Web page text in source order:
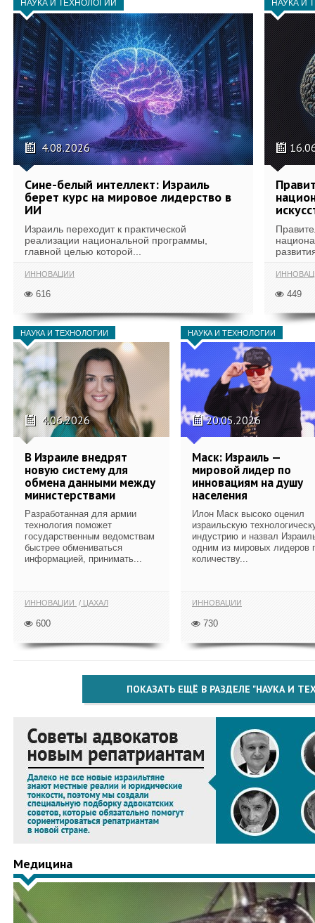
НАУКА И ТЕХНОЛОГИИ
4.08.2026
Сине-белый интеллект: Израиль
берет курс на мировое лидерство в
ИИ
Израиль переходит к практической
реализации национальной программы,
главной целью которой...
ИННОВАЦИИ
616
НАУКА И
449
НАУКА И ТЕХНОЛОГИИ
4.06.2026
В Израиле внедрят
новую систему для
обмена данными между
министерствами
Разработанная для армии
технология поможет
государственным ведомствам
быстрее обмениваться
информацией, принимать...
ИННОВАЦИИ ЦАХАЛ
600
НАУКА И ТЕХНОЛОГИИ
20.05.2026
Маск: Израиль —
мировой лидер по
инновациям на душу
населения
Илон Маск высоко оценил
израильскую
индустрию и назвал
одним из мировых лидеров
количеству...
ИННОВАЦИИ
730
ПОКАЗАТЬ ЕЩЁ В РАЗДЕЛЕ "НАУКА И
Медицина